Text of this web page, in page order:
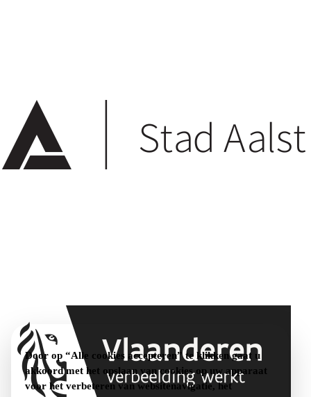
Door op “Alle cookies accepteren” te klikken gaat u
akkoord met het opslaan van cookies op uw apparaat
voor het verbeteren van websitenavigatie, het